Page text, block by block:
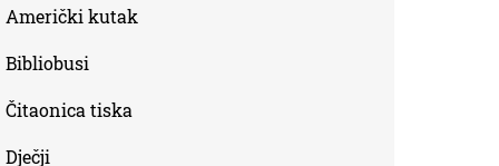
Američki kutak
Bibliobusi
Čitaonica tiska
Dječji